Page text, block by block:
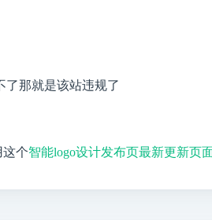
了那就是该站违规了
这个智能logo设计发布页最新更新页